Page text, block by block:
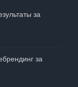
за
за